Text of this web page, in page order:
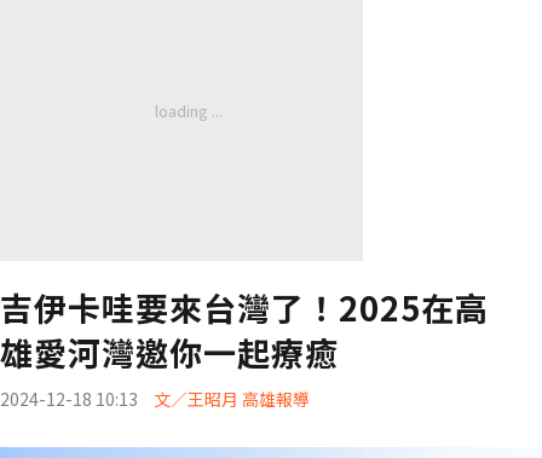
吉伊卡哇要來台灣了！2025在高
雄愛河灣邀你一起療癒
2024-12-18 10:13 文／王昭月 高雄報導